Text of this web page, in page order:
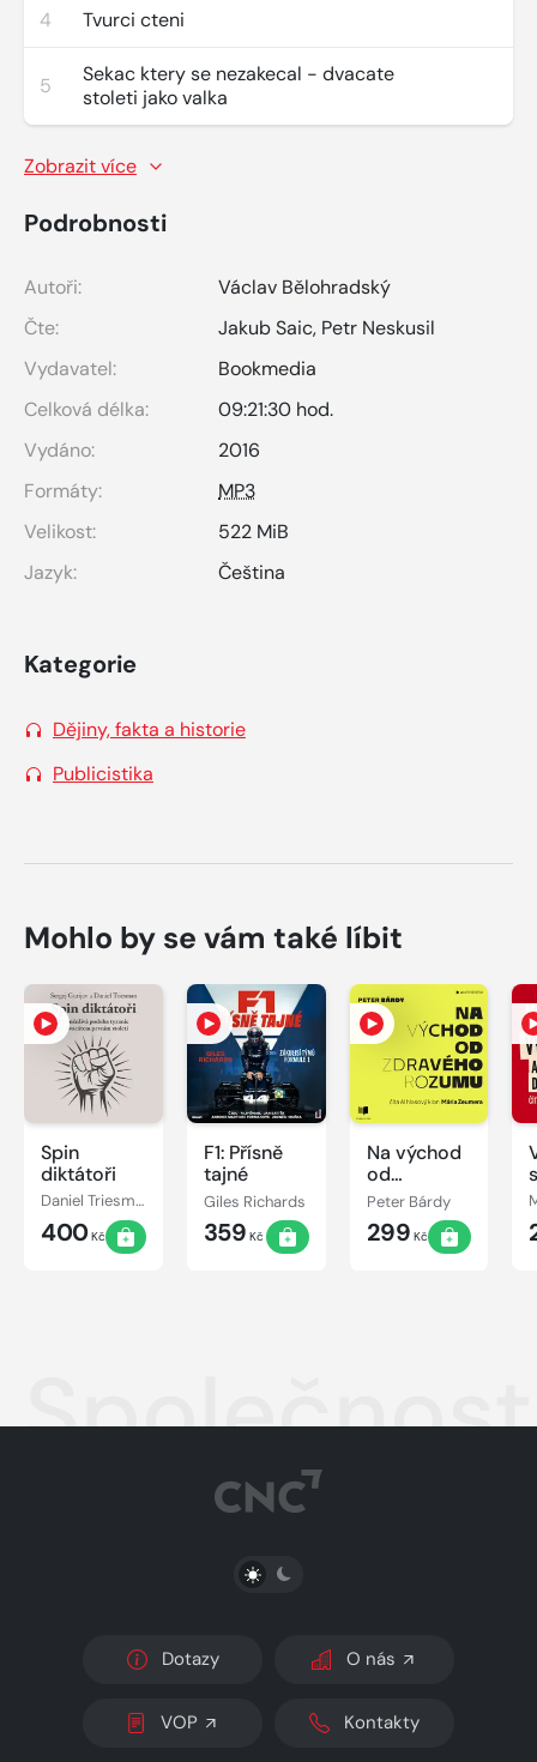
4 Tvurci cteni
5
Sekac ktery se nezakecal - dvacate
stoleti jako valka
Zobrazit více
Podrobnosti
Autoři:
Václav Bělohradský
Čte:
Jakub Saic, Petr Neskusil
Vydavatel:
Bookmedia
Celková délka:
09:21:30 hod.
Vydáno:
2016
Formáty:
MP3
Velikost:
522 MiB
Jazyk:
Čeština
Kategorie
Dějiny, fakta a historie
Publicistika
Mohlo by se vám také líbit
Spin
diktátoři
Daniel Triesman, Sergej Gurijev
400Kč
F1: Přísně
tajné
Giles Richards
359 Kč
Na východ
od
zdravého
rozumu
Peter Bárdy
299 Kč
PŘEPNOUT SVĚTLÝ/TMAVÝ REŽIM
Dotazy O nás
VOP Kontakty